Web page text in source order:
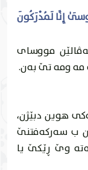
إِنَّا لَمُدْرَكُونَ
مووساى
مه‌ ومه‌ تێ به‌ن.
هوين دبێژن،
ب سه‌ركه‌فتنێ
وێ ڕێكێ يا